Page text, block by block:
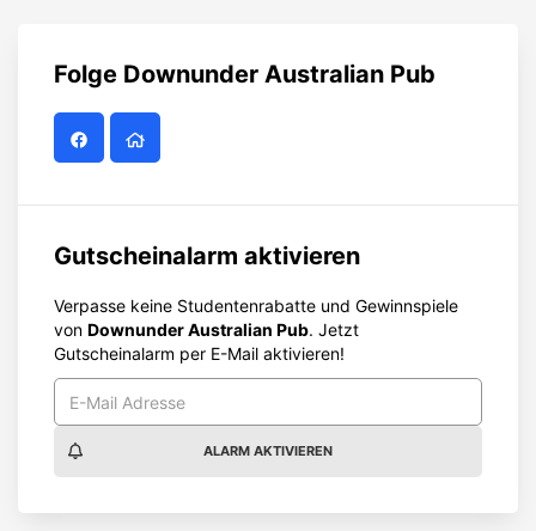
Folge Downunder Australian Pub
Gutscheinalarm aktivieren
Verpasse keine Studentenrabatte und Gewinnspiele
von Downunder Australian Pub. Jetzt
Gutscheinalarm per E-Mail aktivieren!
ALARM AKTIVIEREN